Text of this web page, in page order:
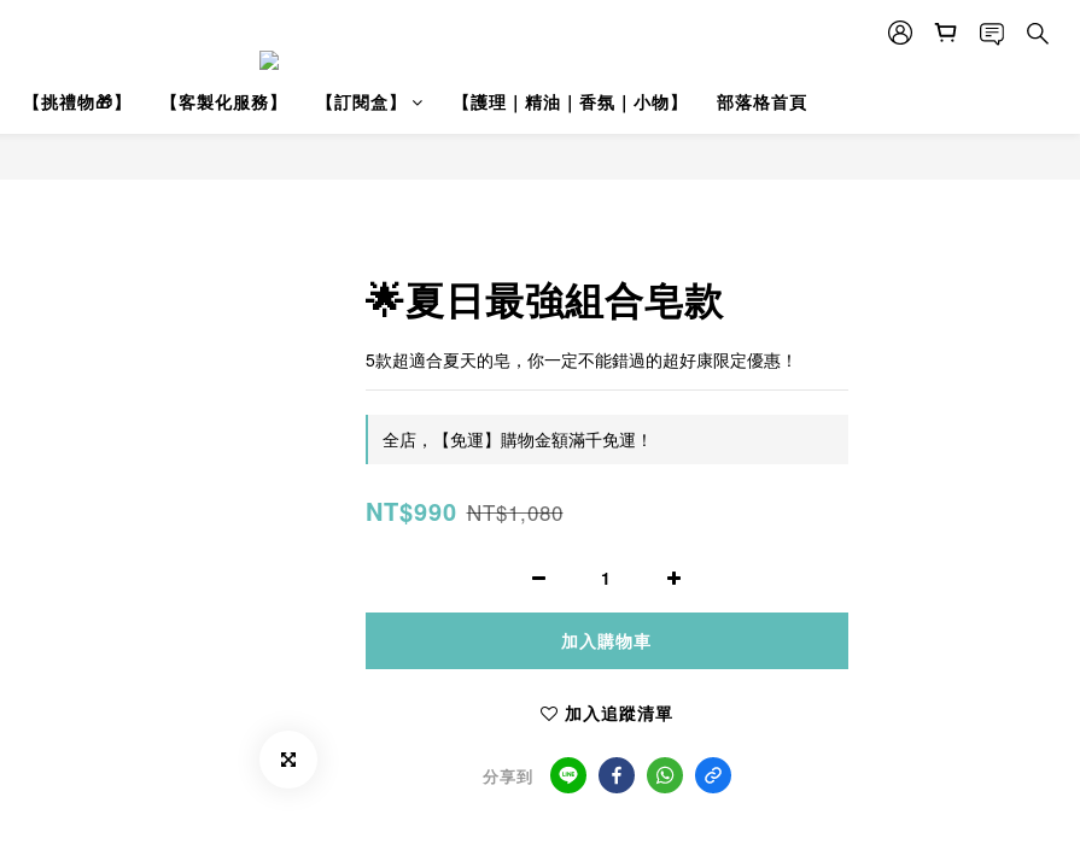
【挑禮物🎁】 【客製化服務】 【訂閱盒】 【護理｜精油｜香氛｜小物】 部落格首頁
🌟夏日最強組合皂款
5款超適合夏天的皂，你一定不能錯過的超好康限定優惠！
全店，【免運】購物金額滿千免運！
NT$990 NT$1,080
加入購物車
加入追蹤清單
分享到